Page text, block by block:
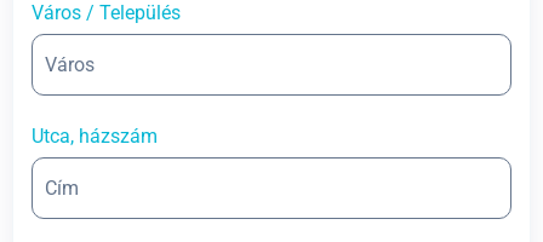
Város / Település
Utca, házszám